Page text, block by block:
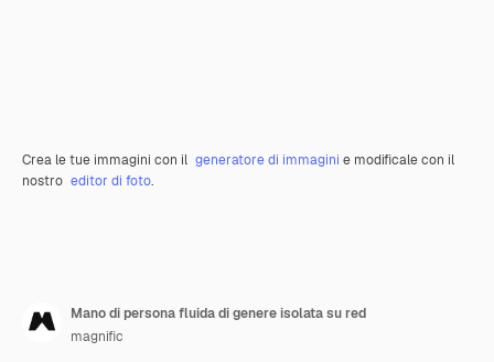
Crea le tue immagini con il generatore di immagini e modificale con il
nostro editor di foto.
Mano di persona fluida di genere isolata su red
magnific